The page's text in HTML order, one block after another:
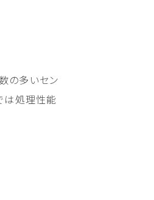
の多いセン
は処理性能